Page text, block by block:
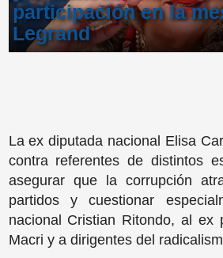
participación en la
Legrand
La ex diputada nacional Elisa
contra referentes de distintos
asegurar que la corrupción
partidos y cuestionar
nacional Cristian Ritondo, al ex
Macri y a dirigentes del